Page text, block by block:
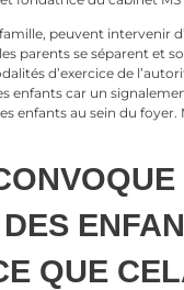
peuvent intervenir
parents se séparent et
d’exercice de
enfants car un
enfants au sein du foyer.
QUE